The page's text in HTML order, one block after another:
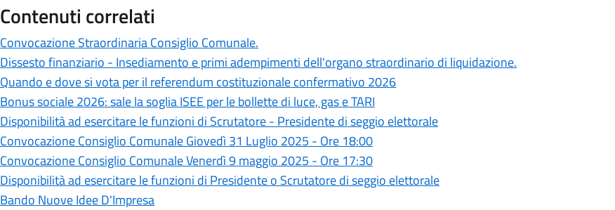
Contenuti correlati
Convocazione Straordinaria Consiglio Comunale.
Dissesto finanziario - Insediamento e primi adempimenti dell'organo straordinario di liquidazione.
Quando e dove si vota per il referendum costituzionale confermativo 2026
Bonus sociale 2026: sale la soglia ISEE per le bollette di luce, gas e TARI
Disponibilità ad esercitare le funzioni di Scrutatore - Presidente di seggio elettorale
Convocazione Consiglio Comunale Giovedì 31 Luglio 2025 - Ore 18:00
Convocazione Consiglio Comunale Venerdì 9 maggio 2025 - Ore 17:30
Disponibilità ad esercitare le funzioni di Presidente o Scrutatore di seggio elettorale
Bando Nuove Idee D'Impresa